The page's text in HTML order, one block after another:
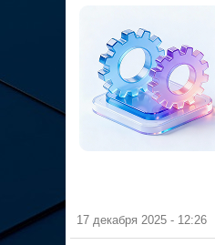
17 декабря 2025 - 12:26